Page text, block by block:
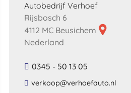
Autobedrijf Verhoef
Rijsbosch 6
4112 MC Beusichem
Nederland
0345 - 50 13 05
​verkoop​@​verhoefauto​.​nl​